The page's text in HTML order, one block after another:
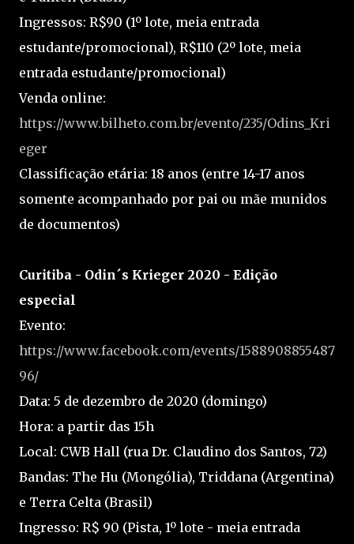
Ingressos: R$90 (1º lote, meia entrada
estudante/promocional), R$110 (2º lote, meia
entrada estudante/promocional)
Venda online:
https://www.bilheto.com.br/evento/235/Odins_Kri
eger
Classificação etária: 18 anos (entre 14-17 anos
somente acompanhado por pai ou mãe munidos
de documentos)
Curitiba - Odin´s Krieger 2020 - Edição
especial
Evento:
https://www.facebook.com/events/1588908855487
96/
Data: 5 de dezembro de 2020 (domingo)
Hora: a partir das 15h
Local: CWB Hall (rua Dr. Claudino dos Santos, 72)
Bandas: The Hu (Mongólia), Triddana (Argentina)
e Terra Celta (Brasil)
Ingresso: R$ 90 (Pista, 1º lote - meia entrada